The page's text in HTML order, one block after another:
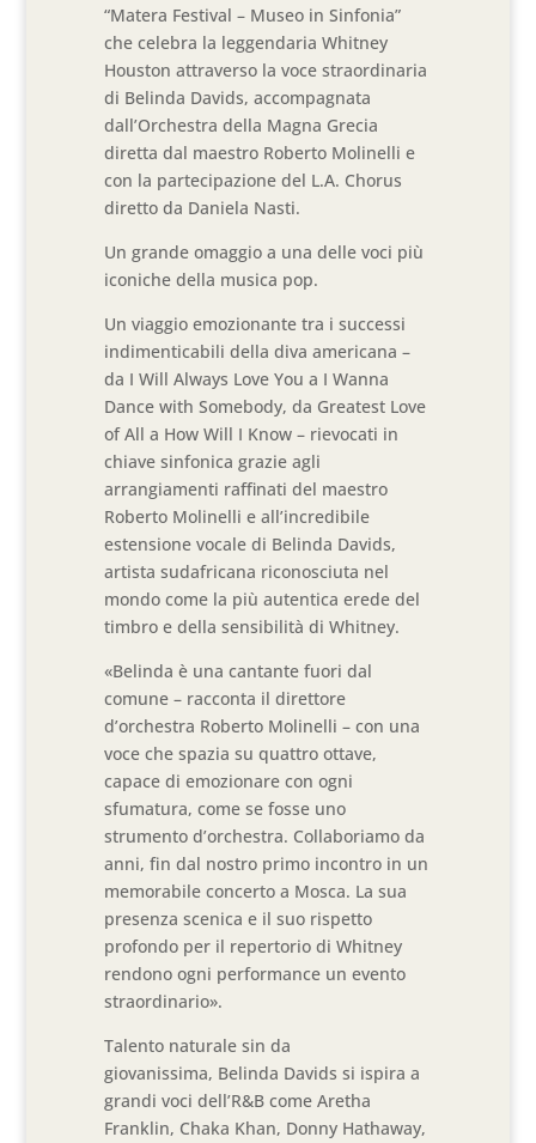
“Matera Festival – Museo in Sinfonia”
che celebra la leggendaria Whitney
Houston attraverso la voce straordinaria
di Belinda Davids, accompagnata
dall’Orchestra della Magna Grecia
diretta dal maestro Roberto Molinelli e
con la partecipazione del L.A. Chorus
diretto da Daniela Nasti.
Un grande omaggio a una delle voci più
iconiche della musica pop.
Un viaggio emozionante tra i successi
indimenticabili della diva americana –
da I Will Always Love You a I Wanna
Dance with Somebody, da Greatest Love
of All a How Will I Know – rievocati in
chiave sinfonica grazie agli
arrangiamenti raffinati del maestro
Roberto Molinelli e all’incredibile
estensione vocale di Belinda Davids,
artista sudafricana riconosciuta nel
mondo come la più autentica erede del
timbro e della sensibilità di Whitney.
«Belinda è una cantante fuori dal
comune – racconta il direttore
d’orchestra Roberto Molinelli – con una
voce che spazia su quattro ottave,
capace di emozionare con ogni
sfumatura, come se fosse uno
strumento d’orchestra. Collaboriamo da
anni, fin dal nostro primo incontro in un
memorabile concerto a Mosca. La sua
presenza scenica e il suo rispetto
profondo per il repertorio di Whitney
rendono ogni performance un evento
straordinario».
Talento naturale sin da
giovanissima, Belinda Davids si ispira a
grandi voci dell’R&B come Aretha
Franklin, Chaka Khan, Donny Hathaway,